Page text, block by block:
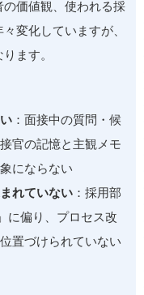
価値観、使われる採
変化していますが、
ます。
：面接中の質問・候
官の記憶と主観メモ
にならない
れていない ：採用部
に偏り、プロセス改
置づけられていない